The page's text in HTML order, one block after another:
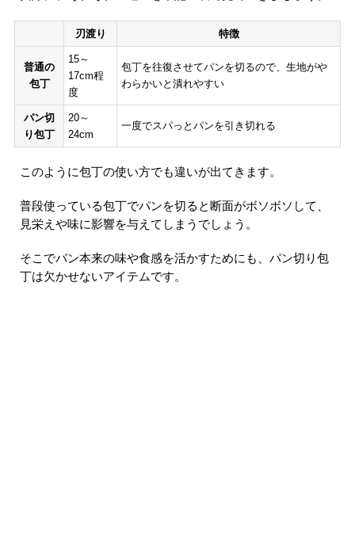
刃渡り 特徴
普通の
包丁
15～
17cm程
度
包丁を往復させてパンを切るので、生地がや
わらかいと潰れやすい
パン切
り包丁
20～
24cm
一度でスパっとパンを引き切れる
このように包丁の使い方でも違いが出てきます。
普段使っている包丁でパンを切ると断面がボソボソして、
見栄えや味に影響を与えてしまうでしょう。
そこでパン本来の味や食感を活かすためにも、パン切り包
丁は欠かせないアイテムです。